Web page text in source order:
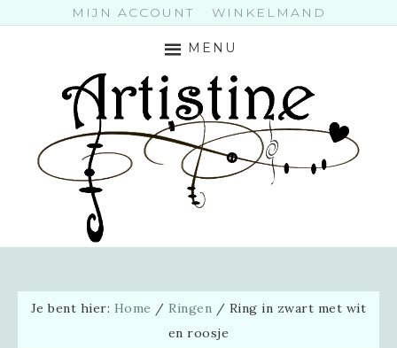
MIJN ACCOUNT WINKELMAND
MENU
Je bent hier: Home / Ringen / Ring in zwart met wit
en roosje